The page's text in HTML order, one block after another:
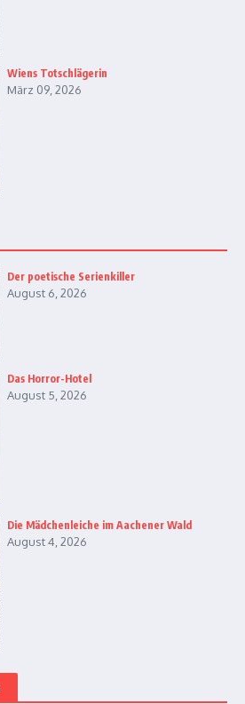
Wiens Totschlägerin
März 09, 2026
Der poetische Serienkiller
August 6, 2026
Das Horror-Hotel
August 5, 2026
Die Mädchenleiche im Aachener Wald
August 4, 2026